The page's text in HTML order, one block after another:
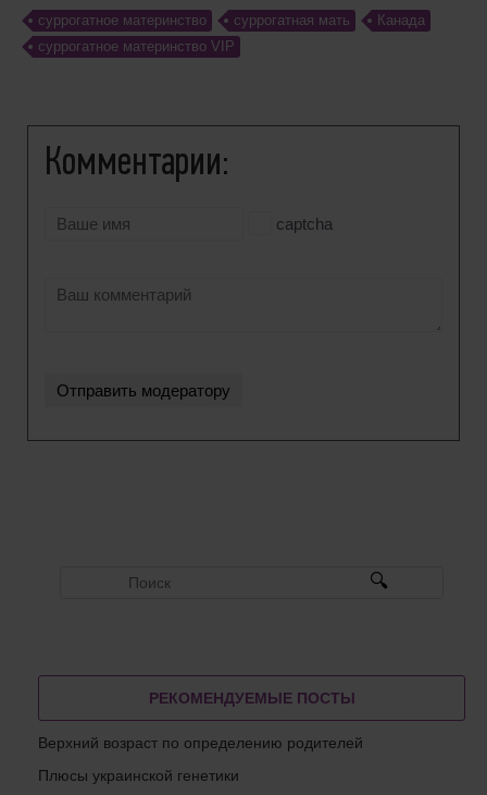
cуррогатное материнство суррогатная мать
Канада
суррогатное материнство VIP
Комментарии:
captcha
РЕКОМЕНДУЕМЫЕ ПОСТЫ
Верхний возраст по определению родителей
Плюсы украинской генетики